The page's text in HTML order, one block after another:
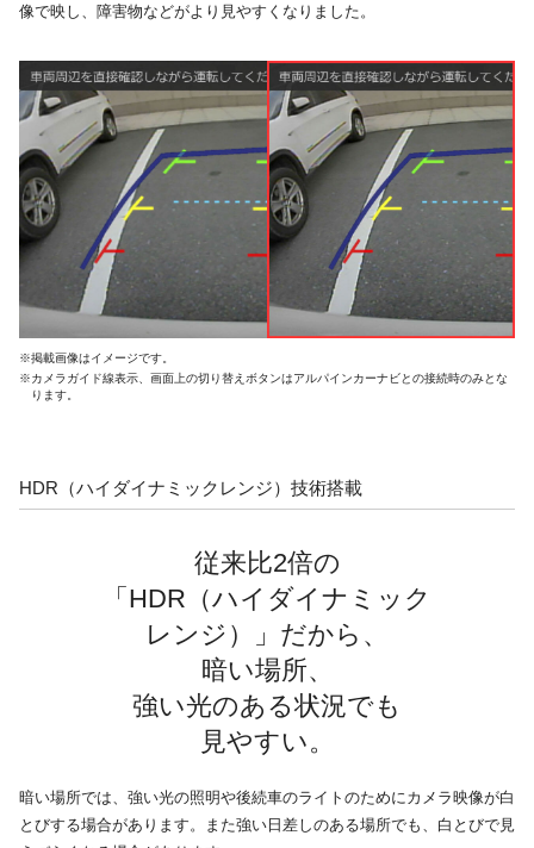
像で映し、障害物などがより見やすくなりました。
※掲載画像はイメージです。
※カメラガイド線表示、画面上の切り替えボタンはアルパインカーナビとの接続時のみとな
ります。
HDR（ハイダイナミックレンジ）技術搭載
従来比2倍の
「HDR（ハイダイナミック
レンジ）」だから、
暗い場所、
強い光のある状況でも
見やすい。
暗い場所では、強い光の照明や後続車のライトのためにカメラ映像が白
とびする場合があります。また強い日差しのある場所でも、白とびで見